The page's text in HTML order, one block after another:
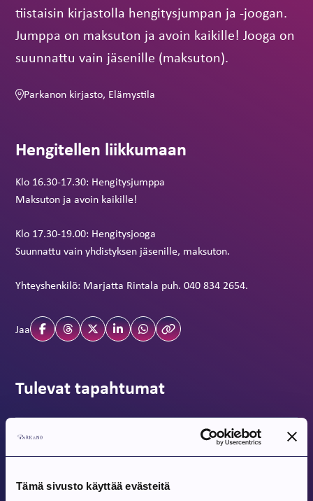
Tämä sivusto käyttää evästeitä
tiistaisin kirjastolla hengitysjumpan ja -joogan.
Jumppa on maksuton ja avoin kaikille! Jooga on
suunnattu vain jäsenille (maksuton).
Parkanon kirjasto, Elämystila
Hengitellen liikkumaan
Klo 16.30-17.30: Hengitysjumppa
Maksuton ja avoin kaikille!
Klo 17.30-19.00: Hengitysjooga
Suunnattu vain yhdistyksen jäsenille, maksuton.
Yhteyshenkilö: Marjatta Rintala puh. 040 834 2654.
Jaa
Tulevat tapahtumat
Tapahtuma alkaa:
8.8.2026
Kovesjoen kylätalo, Laholuomantie 180